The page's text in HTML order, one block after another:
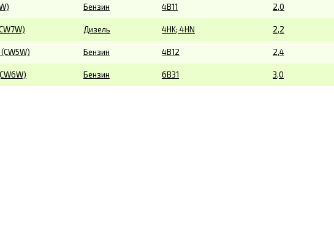
Бензин 4B11 2,0
Дизель 4HK; 4HN 2,2
Бензин 4B12 2,4
Бензин 6B31 3,0